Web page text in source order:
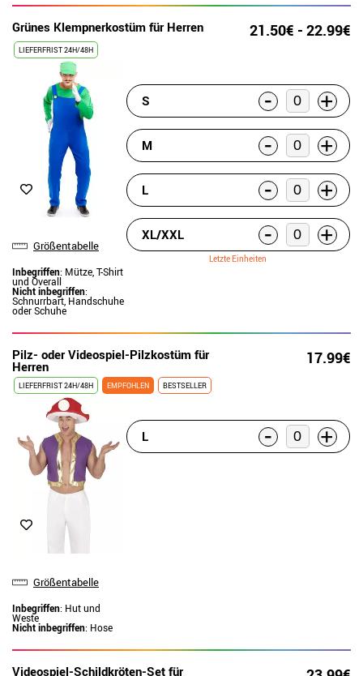
Grünes Klempnerkostüm für Herren 21.50€ - 22.99€
LIEFERFRIST 24H/48H
Größentabelle
Inbegriffen: Mütze, T-Shirt
und Overall
Nicht inbegriffen:
Schnurrbart, Handschuhe
oder Schuhe
S - +
M - +
L - +
XL/XXL - +
Letzte Einheiten
Pilz- oder Videospiel-Pilzkostüm für
Herren 17.99€
LIEFERFRIST 24H/48H EMPFOHLEN BESTSELLER
Größentabelle
Inbegriffen: Hut und
Weste
Nicht inbegriffen: Hose
L - +
Videospiel-Schildkröten-Set für